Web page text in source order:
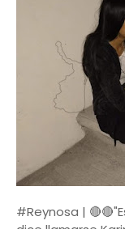
#Reynosa |